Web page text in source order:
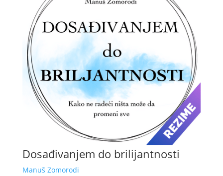
Dosađivanjem do brilijantnosti
Manuš Zomorodi